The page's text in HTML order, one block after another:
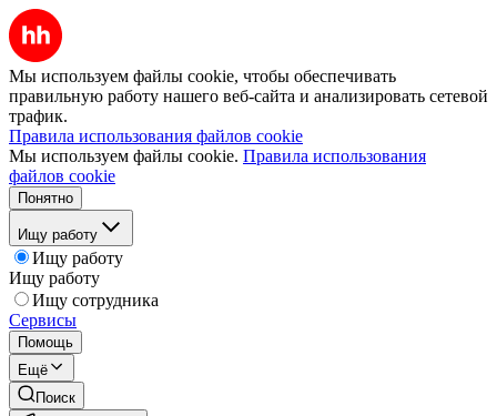
Мы используем файлы cookie, чтобы обеспечивать
правильную работу нашего веб-сайта и анализировать сетевой
трафик.
Правила использования файлов cookie
Мы используем файлы cookie. Правила использования
файлов cookie
Понятно
Ищу работу
Ищу работу
Ищу работу
Ищу сотрудника
Сервисы
Помощь
Ещё
Поиск